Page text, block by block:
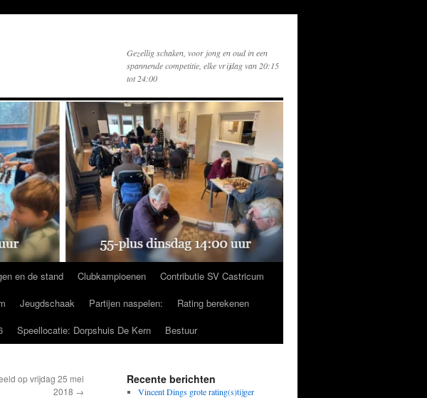
Gezellig schaken, voor jong en oud in een
spannende competitie, elke vrijdag van 20:15
tot 24:00
en de stand Clubkampioenen
Contributie SV Castricum
Jeugdschaak Partijen naspelen:
Rating berekenen
Speellocatie: Dorpshuis De Kern Bestuur
op vrijdag 25 mei
2018 →
Recente berichten
Vincent Dings grote rating(s)tijger